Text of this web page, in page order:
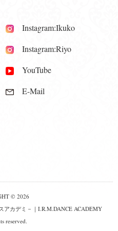
Instagram:Ikuko
Instagram:Riyo
YouTube
E-Mail
© 2026
カデミ－｜I.R.M.DANCE ACADEMY
reserved.